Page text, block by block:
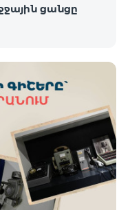
ցանցը